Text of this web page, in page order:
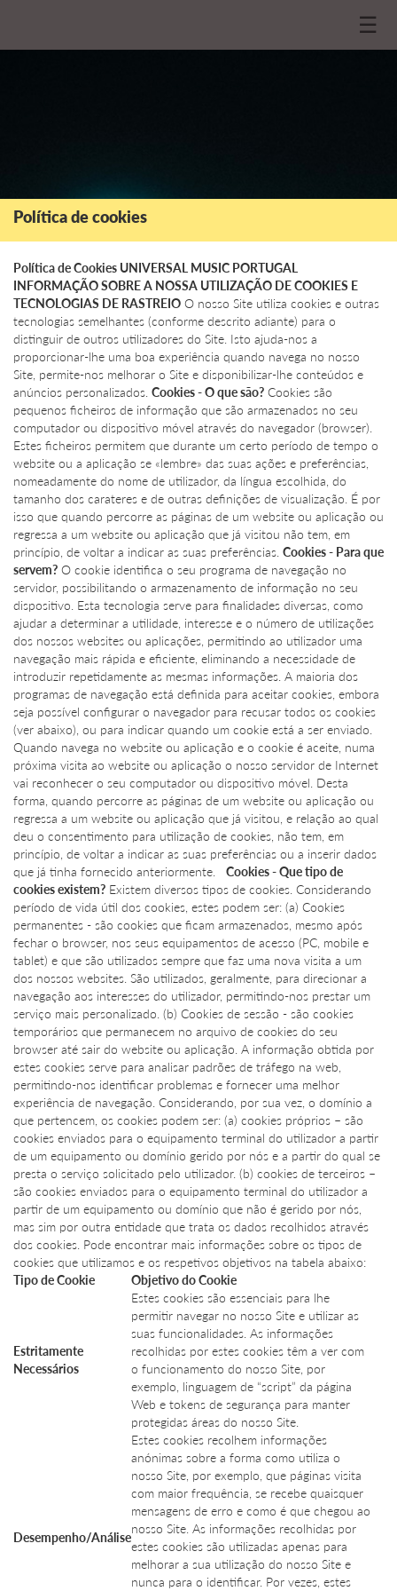
☰
Política de cookies
Política de Cookies UNIVERSAL MUSIC PORTUGAL
INFORMAÇÃO SOBRE A NOSSA UTILIZAÇÃO DE COOKIES E
TECNOLOGIAS DE RASTREIO O nosso Site utiliza cookies e outras
tecnologias semelhantes (conforme descrito adiante) para o
distinguir de outros utilizadores do Site. Isto ajuda-nos a
proporcionar-lhe uma boa experiência quando navega no nosso
Site, permite-nos melhorar o Site e disponibilizar-lhe conteúdos e
anúncios personalizados. Cookies - O que são? Cookies são
pequenos ficheiros de informação que são armazenados no seu
computador ou dispositivo móvel através do navegador (browser).
Estes ficheiros permitem que durante um certo período de tempo o
website ou a aplicação se «lembre» das suas ações e preferências,
nomeadamente do nome de utilizador, da língua escolhida, do
tamanho dos carateres e de outras definições de visualização. É por
isso que quando percorre as páginas de um website ou aplicação ou
regressa a um website ou aplicação que já visitou não tem, em
princípio, de voltar a indicar as suas preferências. Cookies - Para que
servem? O cookie identifica o seu programa de navegação no
servidor, possibilitando o armazenamento de informação no seu
dispositivo. Esta tecnologia serve para finalidades diversas, como
ajudar a determinar a utilidade, interesse e o número de utilizações
dos nossos websites ou aplicações, permitindo ao utilizador uma
navegação mais rápida e eficiente, eliminando a necessidade de
introduzir repetidamente as mesmas informações. A maioria dos
programas de navegação está definida para aceitar cookies, embora
seja possível configurar o navegador para recusar todos os cookies
(ver abaixo), ou para indicar quando um cookie está a ser enviado.
Quando navega no website ou aplicação e o cookie é aceite, numa
próxima visita ao website ou aplicação o nosso servidor de Internet
vai reconhecer o seu computador ou dispositivo móvel. Desta
forma, quando percorre as páginas de um website ou aplicação ou
regressa a um website ou aplicação que já visitou, e relação ao qual
deu o consentimento para utilização de cookies, não tem, em
princípio, de voltar a indicar as suas preferências ou a inserir dados
que já tinha fornecido anteriormente. Cookies - Que tipo de
cookies existem? Existem diversos tipos de cookies. Considerando
período de vida útil dos cookies, estes podem ser: (a) Cookies
permanentes - são cookies que ficam armazenados, mesmo após
fechar o browser, nos seus equipamentos de acesso (PC, mobile e
tablet) e que são utilizados sempre que faz uma nova visita a um
dos nossos websites. São utilizados, geralmente, para direcionar a
navegação aos interesses do utilizador, permitindo-nos prestar um
serviço mais personalizado. (b) Cookies de sessão - são cookies
temporários que permanecem no arquivo de cookies do seu
browser até sair do website ou aplicação. A informação obtida por
estes cookies serve para analisar padrões de tráfego na web,
permitindo-nos identificar problemas e fornecer uma melhor
experiência de navegação. Considerando, por sua vez, o domínio a
que pertencem, os cookies podem ser: (a) cookies próprios – são
cookies enviados para o equipamento terminal do utilizador a partir
de um equipamento ou domínio gerido por nós e a partir do qual se
presta o serviço solicitado pelo utilizador. (b) cookies de terceiros –
são cookies enviados para o equipamento terminal do utilizador a
partir de um equipamento ou domínio que não é gerido por nós,
mas sim por outra entidade que trata os dados recolhidos através
dos cookies. Pode encontrar mais informações sobre os tipos de
cookies que utilizamos e os respetivos objetivos na tabela abaixo:
Tipo de Cookie
Objetivo do Cookie
Estritamente
Necessários
Estes cookies são essenciais para lhe
permitir navegar no nosso Site e utilizar as
suas funcionalidades. As informações
recolhidas por estes cookies têm a ver com
o funcionamento do nosso Site, por
exemplo, linguagem de “script” da página
Web e tokens de segurança para manter
protegidas áreas do nosso Site.
Desempenho/Análise
Estes cookies recolhem informações
anónimas sobre a forma como utiliza o
nosso Site, por exemplo, que páginas visita
com maior frequência, se recebe quaisquer
mensagens de erro e como é que chegou ao
nosso Site. As informações recolhidas por
estes cookies são utilizadas apenas para
melhorar a sua utilização do nosso Site e
nunca para o identificar. Por vezes, estes